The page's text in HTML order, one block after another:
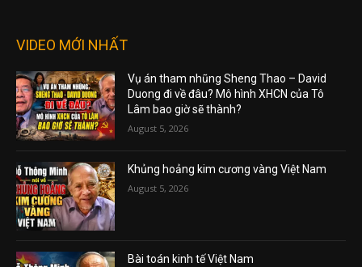
VIDEO MỚI NHẤT
Vụ án tham nhũng Sheng Thao – David
Duong đi về đâu? Mô hình XHCN của Tô
Lâm bao giờ sẽ thành?
August 5, 2026
Khủng hoảng kim cương vàng Việt Nam
August 5, 2026
Bài toán kinh tế Việt Nam